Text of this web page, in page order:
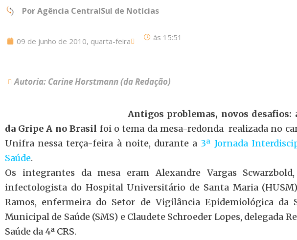
PorAgência CentralSul de Notícias
09 de junho de 2010, quarta-feira às 15:51
Autoria: Carine Horstmann (da Redação)
Antigos problemas, novos desafios:
da Gripe A no Brasil foi o tema da mesa-redonda realizada no
Unifra nessa terça-feira à noite, durante a 3ª Jornada
Saúde.
Os integrantes da mesa eram Alexandre Vargas
infectologista do Hospital Universitário de Santa Maria
Ramos, enfermeira do Setor de Vigilância Epidemiológica da
Municipal de Saúde (SMS) e Claudete Schroeder Lopes, delegada
Saúde da 4ª CRS.